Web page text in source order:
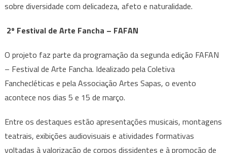
sobre diversidade com delicadeza, afeto e naturalidade.
2º Festival de Arte Fancha – FAFAN
O projeto faz parte da programação da segunda edição FAFAN
– Festival de Arte Fancha. Idealizado pela Coletiva
Fanchecléticas e pela Associação Artes Sapas, o evento
acontece nos dias 5 e 15 de março.
Entre os destaques estão apresentações musicais, montagens
teatrais, exibições audiovisuais e atividades formativas
voltadas à valorização de corpos dissidentes e à promoção de